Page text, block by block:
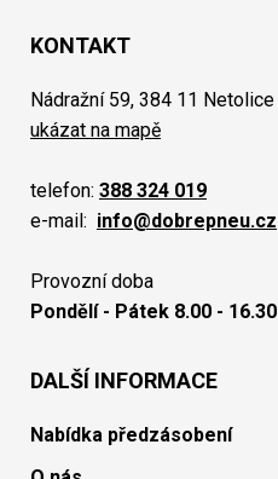
KONTAKT
Nádražní 59, 384 11 Netolice
ukázat na mapě
telefon: 388 324 019
e-mail: info@dobrepneu.cz
Provozní doba
Pondělí - Pátek 8.00 - 16.30
DALŠÍ INFORMACE
Nabídka předzásobení